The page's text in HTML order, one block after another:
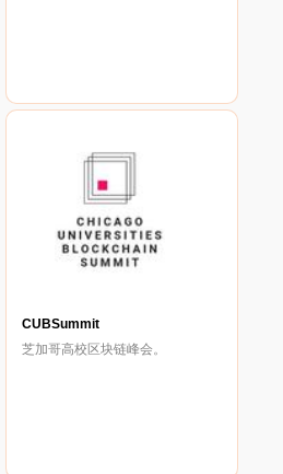
CUBSummit
芝加哥高校区块链峰会。